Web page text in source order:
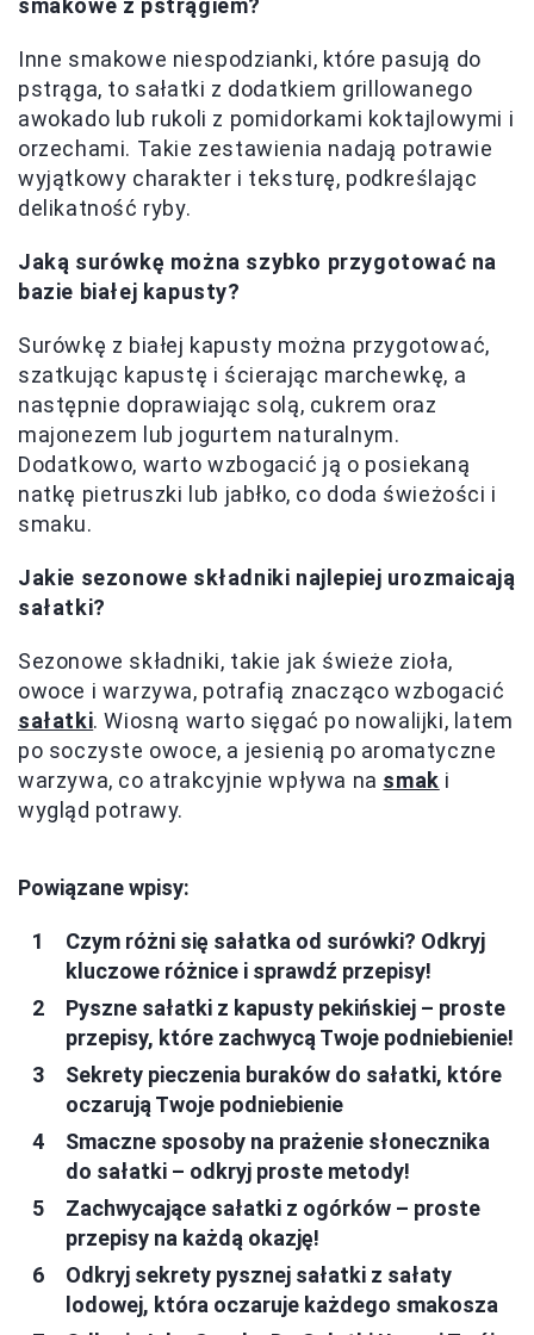
smakowe z pstrągiem?
Inne smakowe niespodzianki, które pasują do
pstrąga, to sałatki z dodatkiem grillowanego
awokado lub rukoli z pomidorkami koktajlowymi i
orzechami. Takie zestawienia nadają potrawie
wyjątkowy charakter i teksturę, podkreślając
delikatność ryby.
Jaką surówkę można szybko przygotować na
bazie białej kapusty?
Surówkę z białej kapusty można przygotować,
szatkując kapustę i ścierając marchewkę, a
następnie doprawiając solą, cukrem oraz
majonezem lub jogurtem naturalnym.
Dodatkowo, warto wzbogacić ją o posiekaną
natkę pietruszki lub jabłko, co doda świeżości i
smaku.
Jakie sezonowe składniki najlepiej urozmaicają
sałatki?
Sezonowe składniki, takie jak świeże zioła,
owoce i warzywa, potrafią znacząco wzbogacić
sałatki. Wiosną warto sięgać po nowalijki, latem
po soczyste owoce, a jesienią po aromatyczne
warzywa, co atrakcyjnie wpływa na smak i
wygląd potrawy.
Powiązane wpisy:
Czym różni się sałatka od surówki? Odkryj
kluczowe różnice i sprawdź przepisy!
Pyszne sałatki z kapusty pekińskiej – proste
przepisy, które zachwycą Twoje podniebienie!
Sekrety pieczenia buraków do sałatki, które
oczarują Twoje podniebienie
Smaczne sposoby na prażenie słonecznika
do sałatki – odkryj proste metody!
Zachwycające sałatki z ogórków – proste
przepisy na każdą okazję!
Odkryj sekrety pysznej sałatki z sałaty
lodowej, która oczaruje każdego smakosza